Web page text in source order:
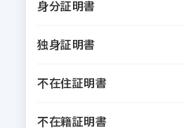
身分証明書
独身証明書
不在住証明書
不在籍証明書